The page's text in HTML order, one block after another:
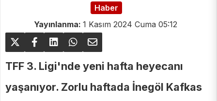
Haber
Yayınlanma: 1 Kasım 2024 Cuma 05:12
TFF 3. Ligi'nde yeni hafta heyecanı
yaşanıyor. Zorlu haftada İnegöl Kafkas